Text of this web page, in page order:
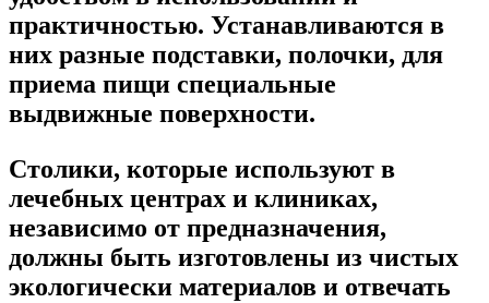
практичностью. Устанавливаются в
них разные подставки, полочки, для
приема пищи специальные
выдвижные поверхности.
Столики, которые используют в
лечебных центрах и клиниках,
независимо от предназначения,
должны быть изготовлены из чистых
экологически материалов и отвечать